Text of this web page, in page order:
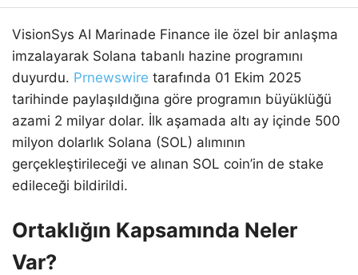
VisionSys AI Marinade Finance ile özel bir anlaşma
imzalayarak Solana tabanlı hazine programını
duyurdu. Prnewswire tarafında 01 Ekim 2025
tarihinde paylaşıldığına göre programın büyüklüğü
azami 2 milyar dolar. İlk aşamada altı ay içinde 500
milyon dolarlık Solana (SOL) alımının
gerçekleştirileceği ve alınan SOL coin’in de stake
edileceği bildirildi.
Ortaklığın Kapsamında Neler
Var?